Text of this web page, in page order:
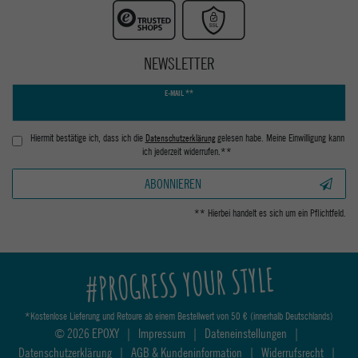
NEWSLETTER
E-MAIL **
Hiermit bestätige ich, dass ich die Daten­schutz­erklärunggelesen habe. Meine Einwilligung kann
ich jederzeit widerrufen.**
ABONNIEREN
** Hierbei handelt es sich um ein Pflichtfeld.
#PROGRESS YOUR STYLE
*Kostenlose Lieferung und Retoure ab einem Bestellwert von 50 € (innerhalb Deutschlands)
© 2026 EPOXY | Impressum | Dateneinstellungen |
Datenschutzerklärung | AGB & Kundeninformation | Widerrufsrecht |